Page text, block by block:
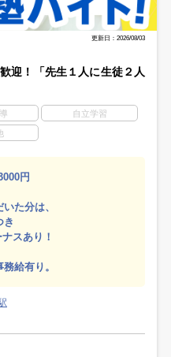
更新日：2026/08/03
迎！「先生１人に生徒２人
自立学習
円
た分は、
き
スあり！
給有り。